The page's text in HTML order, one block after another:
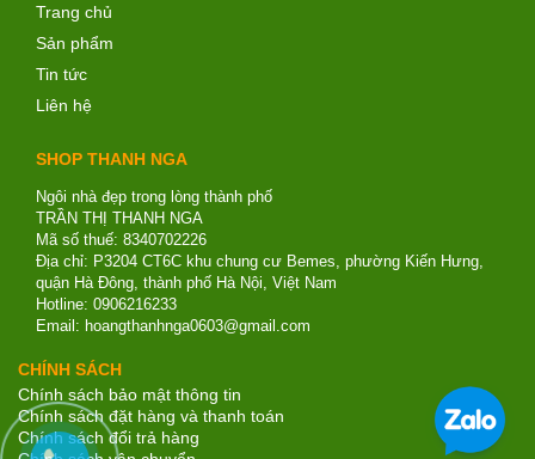
Trang chủ
Sản phẩm
Tin tức
Liên hệ
SHOP THANH NGA
Ngôi nhà đẹp trong lòng thành phố
TRẦN THỊ THANH NGA
Mã số thuế: 8340702226
Địa chỉ: P3204 CT6C khu chung cư Bemes, phường Kiến Hưng,
quận Hà Đông, thành phố Hà Nội, Việt Nam
Hotline: 0906216233
Email: hoangthanhnga0603@gmail.com
CHÍNH SÁCH
Chính sách bảo mật thông tin
Chính sách đặt hàng và thanh toán
Chính sách đổi trả hàng